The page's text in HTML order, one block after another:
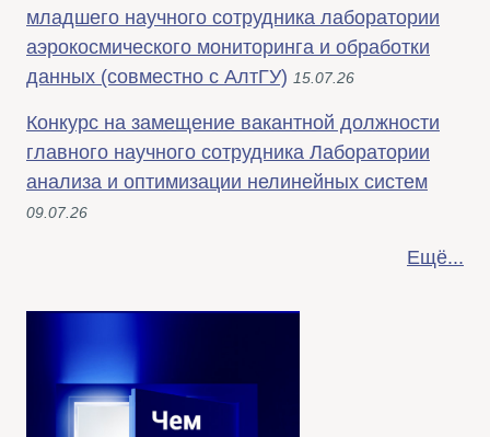
младшего научного сотрудника лаборатории
аэрокосмического мониторинга и обработки
данных (совместно с АлтГУ) 15.07.26
Конкурс на замещение вакантной должности
главного научного сотрудника Лаборатории
анализа и оптимизации нелинейных систем
09.07.26
Ещё...